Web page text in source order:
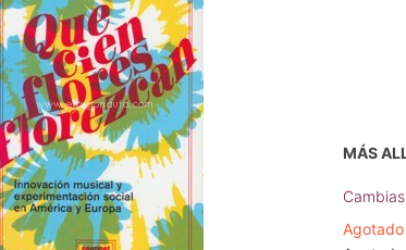
MÁS
Agotado